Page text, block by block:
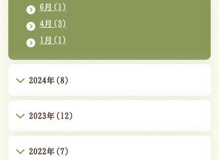
6月(1)
4月(3)
1月(1)
2024年(8)
2023年(12)
2022年(7)